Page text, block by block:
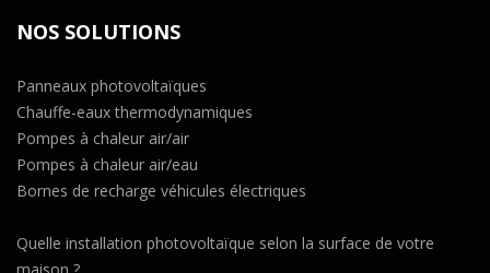
NOS SOLUTIONS
Panneaux photovoltaïques
Chauffe-eaux thermodynamiques
Pompes à chaleur air/air
Pompes à chaleur air/eau
Bornes de recharge véhicules électriques
Quelle installation photovoltaïque selon la surface de votre